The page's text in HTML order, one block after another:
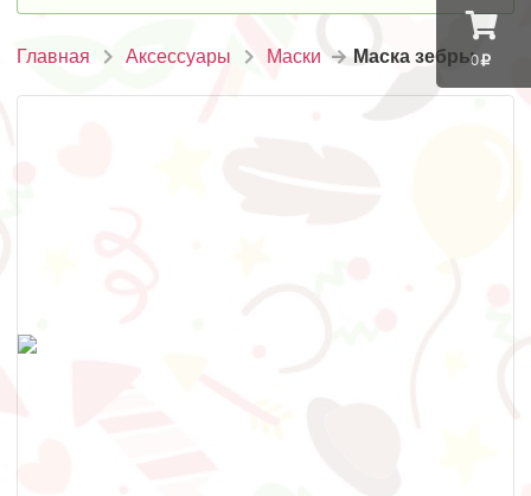
0
Главная Аксессуары Маски Маска зебры